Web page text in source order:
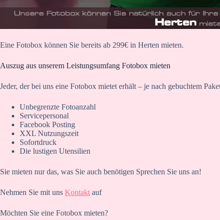
Eine Fotobox können Sie bereits ab 299€ in Herten mieten.
Auszug aus unserem Leistungsumfang Fotobox mieten
Jeder, der bei uns eine Fotobox mietet erhält – je nach gebuchtem
Unbegrenzte Fotoanzahl
Servicepersonal
Facebook Posting
XXL Nutzungszeit
Sofortdruck
Die lustigen Utensilien
Sie mieten nur das, was Sie auch benötigen Sprechen Sie uns an!
Nehmen Sie mit uns Kontakt auf
Möchten Sie eine Fotobox mieten?